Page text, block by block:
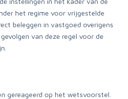
het regime voor vrijgestelde
beleggen in vastgoed overigens
van deze regel voor de
gereageerd op het wetsvoorstel.